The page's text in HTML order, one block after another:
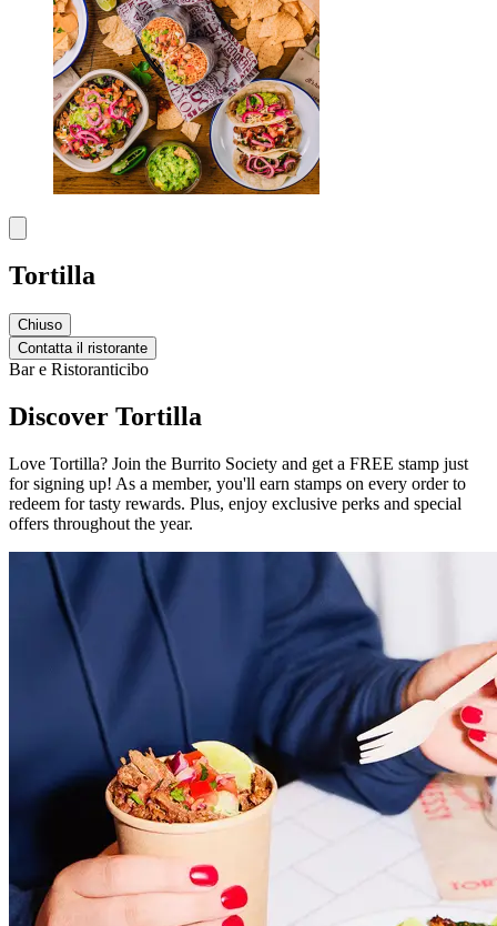
Tortilla
Chiuso
Contatta il ristorante
Bar e Ristoranticibo
Discover Tortilla
Love Tortilla? Join the Burrito Society and get a FREE stamp just
for signing up! As a member, you'll earn stamps on every order to
redeem for tasty rewards. Plus, enjoy exclusive perks and special
offers throughout the year.